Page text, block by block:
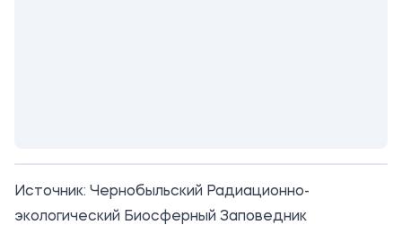
Источник: Чернобыльский Радиационно-
экологический Биосферный Заповедник